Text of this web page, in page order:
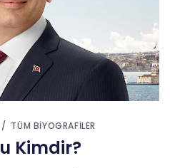
TÜM BIYOGRAFILER
Kimdir?